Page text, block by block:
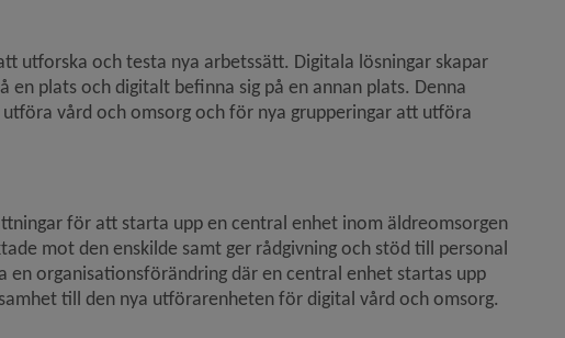
utforska och testa nya arbetssätt. Digitala lösningar skapar
plats och digitalt befinna sig på en annan plats. Denna
vård och omsorg och för nya grupperingar att utföra
för att starta upp en central enhet inom äldreomsorgen
mot den enskilde samt ger rådgivning och stöd till personal
organisationsförändring där en central enhet startas upp
till den nya utförarenheten för digital vård och omsorg.